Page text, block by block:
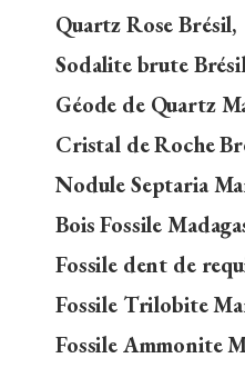
Quartz Rose Brésil,
Sodalite brute
Géode de Quartz
Cristal de Roche
Nodule Septaria
Bois Fossile
Fossile dent de
Fossile Trilobite
Fossile Ammonite